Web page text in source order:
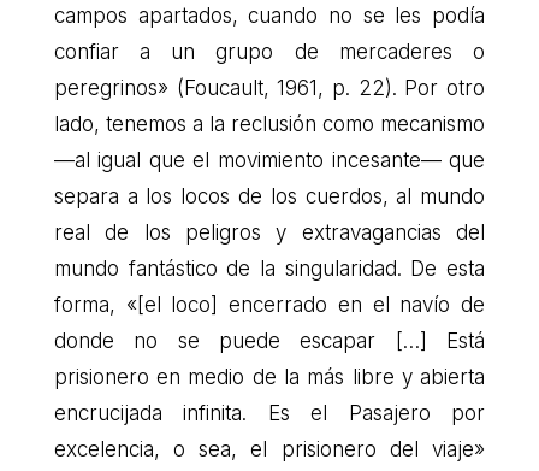
campos apartados, cuando no se les podía
confiar a un grupo de mercaderes o
peregrinos» (Foucault, 1961, p. 22). Por otro
lado, tenemos a la reclusión como mecanismo
—al igual que el movimiento incesante— que
separa a los locos de los cuerdos, al mundo
real de los peligros y extravagancias del
mundo fantástico de la singularidad. De esta
forma, «[el loco] encerrado en el navío de
donde no se puede escapar […] Está
prisionero en medio de la más libre y abierta
encrucijada infinita. Es el Pasajero por
excelencia, o sea, el prisionero del viaje»